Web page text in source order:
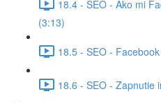
18.4 - SEO - Ako mi
(3:13)
18.5 - SEO -
18.6 - SEO - Zapnutie